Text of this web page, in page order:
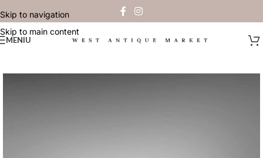
Skip to navigation
Skip to main content
MENIU